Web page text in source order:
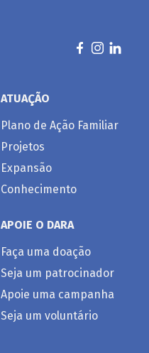
ATUAÇÃO
Plano de Ação Familiar
Projetos
Expansão
Conhecimento
APOIE O DARA
Faça uma doação
Seja um patrocinador
Apoie uma campanha
Seja um voluntário